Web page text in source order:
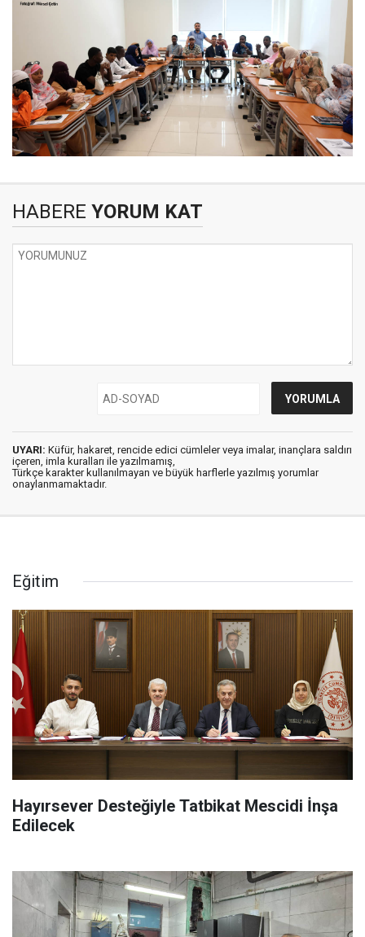
HABERE YORUM KAT
UYARI: Küfür, hakaret, rencide edici cümleler veya imalar, inançlara saldırı
içeren, imla kuralları ile yazılmamış,
Türkçe karakter kullanılmayan ve büyük harflerle yazılmış yorumlar
onaylanmamaktadır.
Eğitim
Hayırsever Desteğiyle Tatbikat Mescidi İnşa
Edilecek